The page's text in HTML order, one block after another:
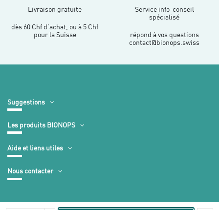
Livraison gratuite
dès 60 Chf d’achat, ou à 5 Chf
pour la Suisse
Service info-conseil
spécialisé
répond à vos questions
contact@bionops.swiss
Suggestions
Les produits BIONOPS
Aide et liens utiles
Nous contacter